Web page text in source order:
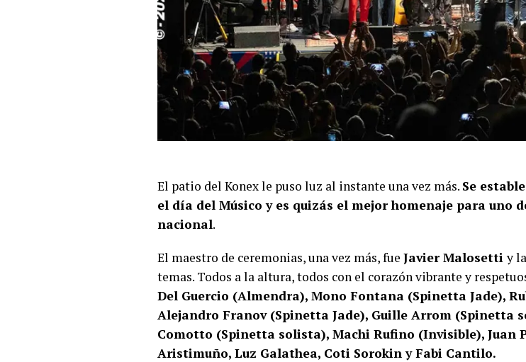
El patio del Konex le puso luz al instante una vez más. Se
el día del Músico y es quizás el mejor homenaje para uno
nacional.
El maestro de ceremonias, una vez más, fue Javier Malosettiy
temas. Todos a la altura, todos con el corazón vibrante y
Del Guercio (Almendra), Mono Fontana (Spinetta Jade),
Alejandro Franov (Spinetta Jade), Guille Arrom (Spinetta
Comotto (Spinetta solista), Machi Rufino (Invisible), Juan
Aristimuño, Luz Galathea, Coti Sorokin y Fabi Cantilo.